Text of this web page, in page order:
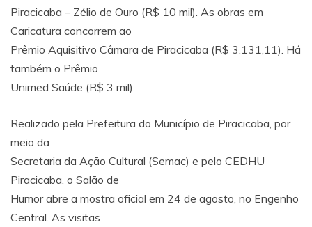
Piracicaba – Zélio de Ouro (R$ 10 mil). As obras em
Caricatura concorrem ao
Prêmio Aquisitivo Câmara de Piracicaba (R$ 3.131,11). Há
também o Prêmio
Unimed Saúde (R$ 3 mil).
Realizado pela Prefeitura do Município de Piracicaba, por
meio da
Secretaria da Ação Cultural (Semac) e pelo CEDHU
Piracicaba, o Salão de
Humor abre a mostra oficial em 24 de agosto, no Engenho
Central. As visitas